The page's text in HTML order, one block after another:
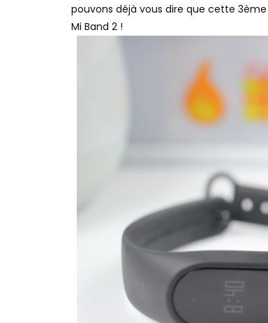
pouvons déjà vous dire que cette
Mi Band 2 !